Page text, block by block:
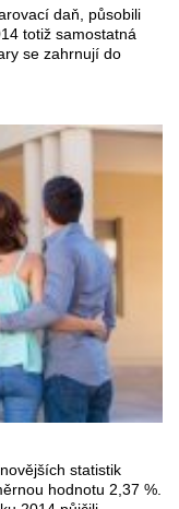
daň, působili
totiž samostatná
se zahrnují do
statistik
hodnotu 2,37 %.